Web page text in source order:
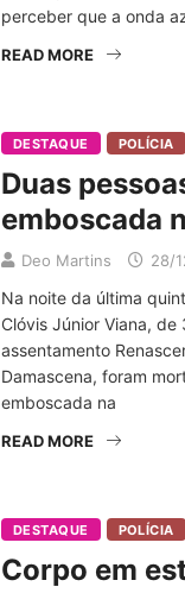
perceber que a onda
READ MORE
DESTAQUE POLÍCIA
Duas
emboscada
Deo Martins 28/
Na noite da última
Clóvis Júnior Viana,
assentamento
Damascena, foram
emboscada na
READ MORE
DESTAQUE POLÍCIA
Corpo em